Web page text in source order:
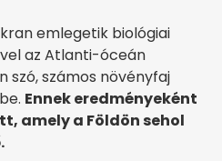
emlegetik biológiai
az Atlanti-óceán
szó, számos növényfaj
Ennek eredményeként
amely a Földön sehol